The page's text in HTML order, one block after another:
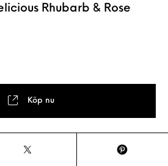
Rhubarb & Rose
Köp nu